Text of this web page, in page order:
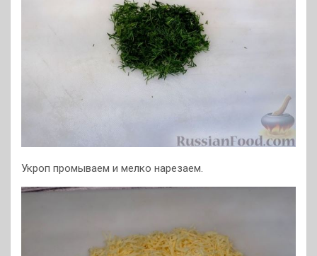
Укроп промываем и мелко нарезаем.